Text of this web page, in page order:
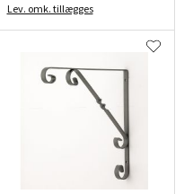
Lev. omk. tillægges